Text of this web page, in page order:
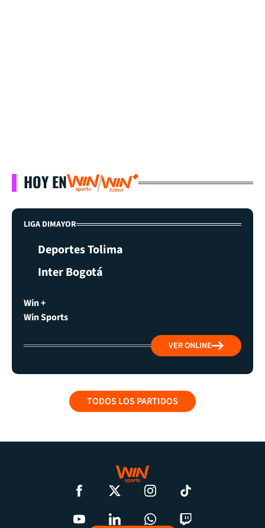
HOY EN
LIGA DIMAYOR
Deportes Tolima
Inter Bogotá
Win +
Win Sports
VER ONLINE
TODOS LOS PARTIDOS